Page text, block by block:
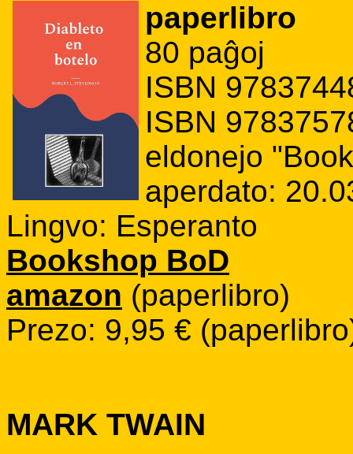
paperlibro
80 paĝoj
ISBN
ISBN
eldonejo
aperdato:
Lingvo: Esperanto
Bookshop BoD
amazon (paperlibro)
Prezo: 9,95 €
MARK TWAIN